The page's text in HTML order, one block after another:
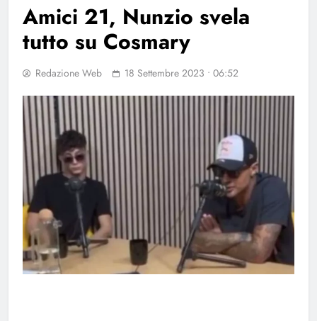
Amici 21, Nunzio svela
tutto su Cosmary
Redazione Web 18 Settembre 2023 • 06:52